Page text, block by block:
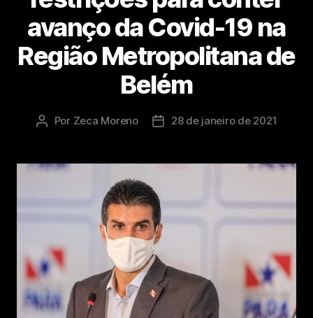
avanço da Covid-19 na
Região Metropolitana de
Belém
Por Zeca Moreno 28 de janeiro de 2021